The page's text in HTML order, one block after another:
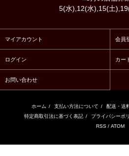
5(水),12(水),15(土
マイアカウント 会員
ログイン カー
お問い合わせ
ホーム / 支払い方法について / 配送・送
特定商取引法に基づく表記 / プライバシーポ
RSS / ATOM